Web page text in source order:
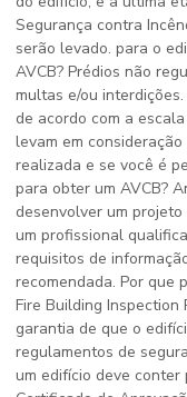
Segurança contra
serão levado. para o
AVCB? Prédios não
multas e/ou
de acordo com a
levam em
realizada e se você é
para obter um AVCB?
desenvolver um
um profissional
requisitos de
recomendada. Por que
Fire Building Inspection
garantia de que o
regulamentos de
um edifício deve conter